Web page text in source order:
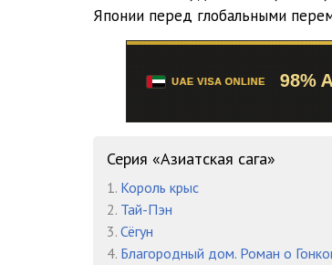
Японии перед глобальными
Серия «Азиатская сага»
1. Король крыс
2. Тай-Пэн
3. Сёгун
4. Благородный дом. Роман о